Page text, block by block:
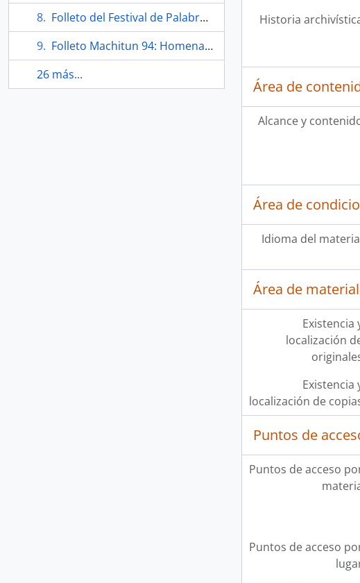
Folleto del Festival de Palabra de la Universidad de Alcalá "Nicanor Parra. Premio Cervantes"
Folleto Machitun 94: Homenaje a los 80 años de Nicanor Parra
26 más...
Historia
Área de
Alcance y
Área de
Idioma del
Área de
Existencia
localización
Existencia
localización de
Puntos de
Puntos de acceso
Puntos de acceso